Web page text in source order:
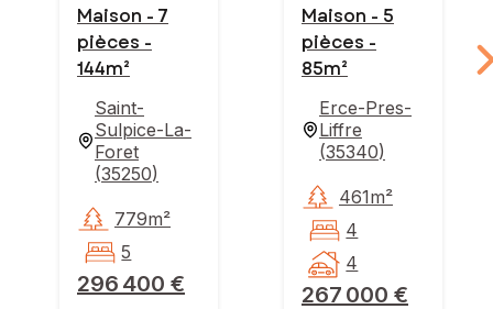
Maison - 7
pièces -
144m²
Saint-
Sulpice-La-
Foret
(35250)
296 400 €
779m²
5
Maison - 5
pièces -
85m²
Erce-Pres-
Liffre
(35340)
267 000 €
461m²
4
4